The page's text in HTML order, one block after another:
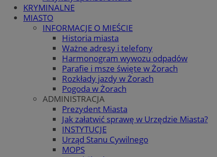
KRYMINALNE
MIASTO
INFORMACJE O MIEŚCIE
Historia miasta
Ważne adresy i telefony
Harmonogram wywozu odpadów
Parafie i msze święte w Żorach
Rozkłady jazdy w Żorach
Pogoda w Żorach
ADMINISTRACJA
Prezydent Miasta
Jak załatwić sprawę w Urzędzie Miasta?
INSTYTUCJE
Urząd Stanu Cywilnego
MOPS